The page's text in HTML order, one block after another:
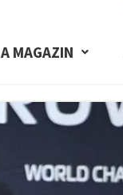
A MAGAZIN